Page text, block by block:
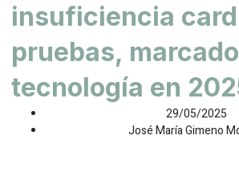
insuficiencia
pruebas,
tecnología en
29/05/2025
José María Gimeno